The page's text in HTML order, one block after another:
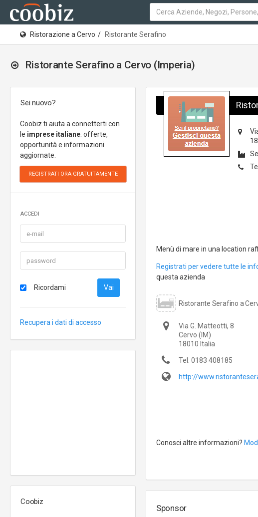
Ristorazione a Cervo Ristorante Serafino
Ristorante Serafino a Cervo (Imperia)
Sei nuovo?
Coobiz ti aiuta a connetterti con
le imprese italiane: offerte,
opportunità e informazioni
aggiornate.
ACCEDI
Ricordami
Recupera i dati di accesso
Coobiz
Tel.
Menù di mare in una location
Registrati per vedere tutte le
questa azienda
Ristorante Serafino a
Via G. Matteotti, 8
Cervo (IM)
18010 Italia
Tel. 0183 408185
http://
Conosci altre informazioni?
Sponsor